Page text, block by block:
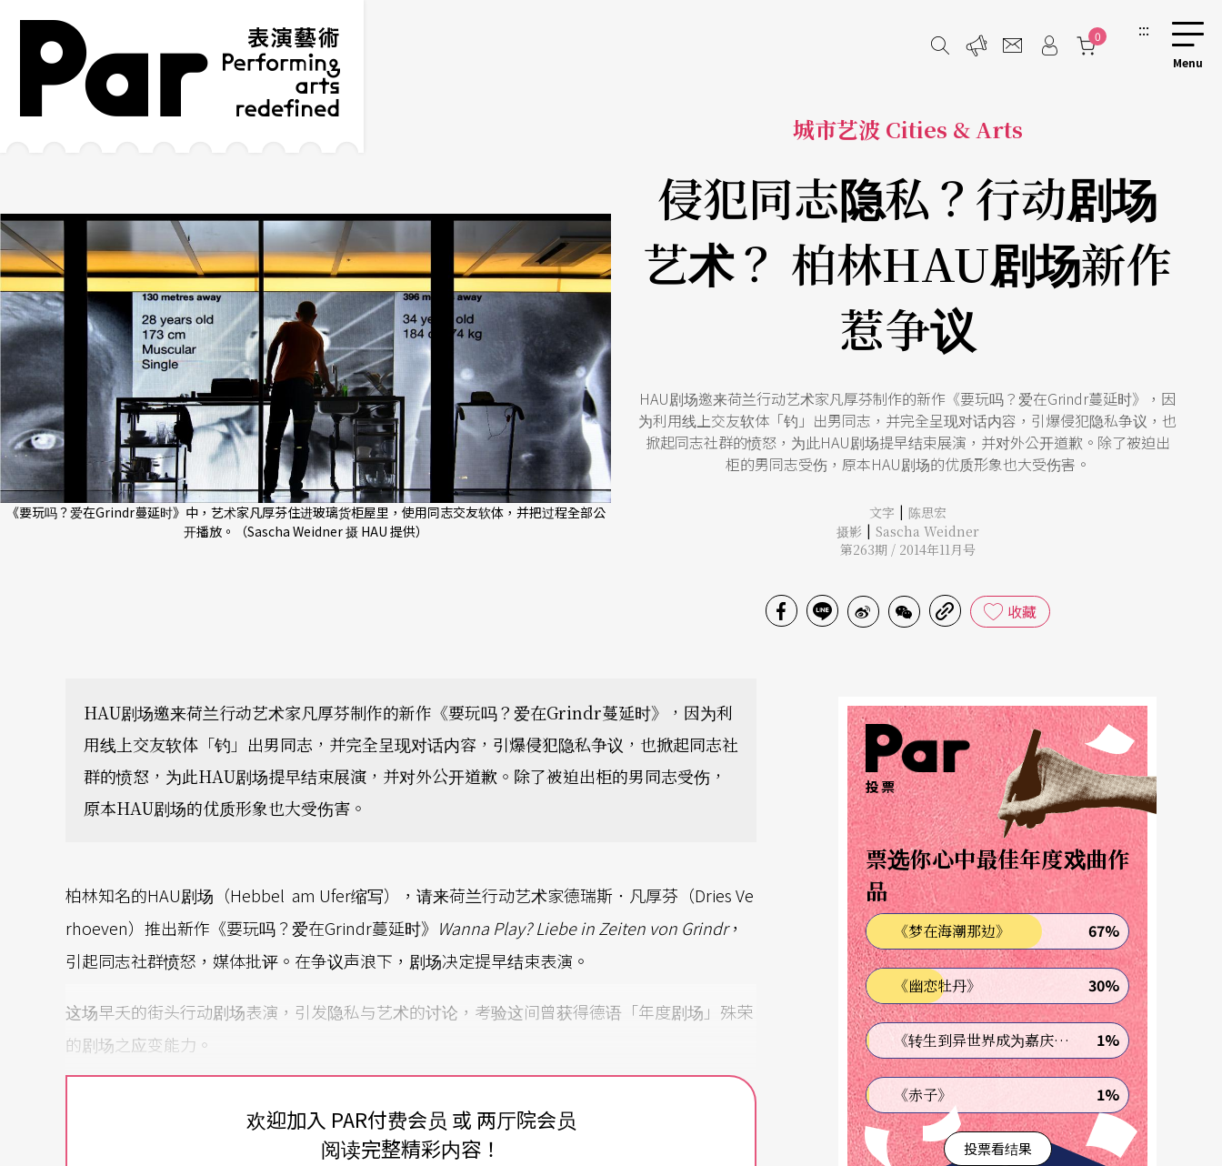
跳到主要内容区块
网站导览
0 :::
《要玩吗？爱在Grindr蔓延时》中，艺术家凡厚芬住进玻璃货柜屋里，使用同志交友软体，并把过程全部公
开播放。（Sascha Weidner 摄 HAU 提供）
城市艺波 Cities & Arts
侵犯同志隐私？行动剧场
艺术？ 柏林HAU剧场新作
惹争议
HAU剧场邀来荷兰行动艺术家凡厚芬制作的新作《要玩吗？爱在Grindr蔓延时》，因
为利用线上交友软体「钓」出男同志，并完全呈现对话内容，引爆侵犯隐私争议，也
掀起同志社群的愤怒，为此HAU剧场提早结束展演，并对外公开道歉。除了被迫出
柜的男同志受伤，原本HAU剧场的优质形象也大受伤害。
文字 | 陈思宏
摄影 | Sascha Weidner
第263期 / 2014年11月号
收藏
HAU剧场邀来荷兰行动艺术家凡厚芬制作的新作《要玩吗？爱在Grindr蔓延时》，因为利
用线上交友软体「钓」出男同志，并完全呈现对话内容，引爆侵犯隐私争议，也掀起同志社
群的愤怒，为此HAU剧场提早结束展演，并对外公开道歉。除了被迫出柜的男同志受伤，
原本HAU剧场的优质形象也大受伤害。
柏林知名的HAU剧场（Hebbel am Ufer缩写），请来荷兰行动艺术家德瑞斯．凡厚芬（Dries Ve
rhoeven）推出新作《要玩吗？爱在Grindr蔓延时》 Wanna Play? Liebe in Zeiten von Grindr，
引起同志社群愤怒，媒体批评。在争议声浪下，剧场决定提早结束表演。
这场早夭的街头行动剧场表演，引发隐私与艺术的讨论，考验这间曾获得德语「年度剧场」殊荣
的剧场之应变能力。
“Grindr”是知名的男同志交友App，在智慧型手机iOS与Android作业系统上皆很受同志社群欢
欢迎加入 PAR付费会员 或 两厅院会员
阅读完整精彩内容！
投票
票选你心中最佳年度戏曲作
品
《梦在海潮那边》 67%
《幽恋牡丹》 30%
《转生到异世界成为嘉庆君—发现我的祖先是诈骗集团!?》 1%
《赤子》 1%
投票看结果